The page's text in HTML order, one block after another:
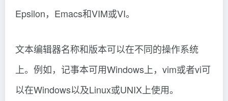
Epsilon，Emacs和VIM或VI。
文本编辑器名称和版本可以在不同的操作系统
上。例如，记事本可用Windows上，vim或者vi可
以在Windows以及Linux或UNIX上使用。